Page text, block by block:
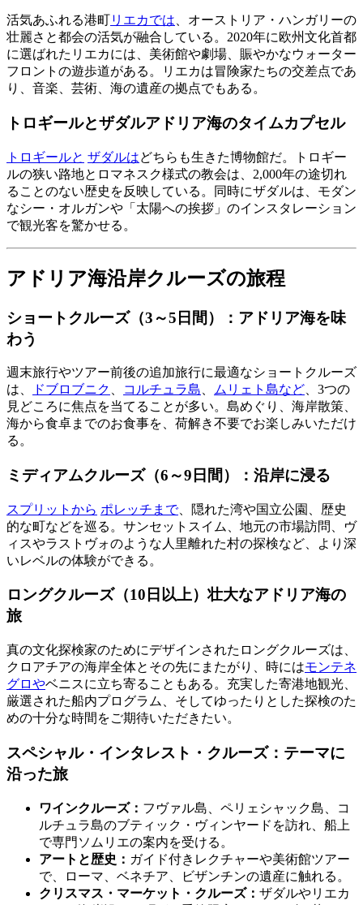
活気あふれる港町リエカでは 、オーストリア・ハンガリーの
壮麗さと都会の活気が融合している。2020年に欧州文化首都
に選ばれたリエカには、美術館や劇場、賑やかなウォーター
フロントの遊歩道がある。リエカは冒険家たちの交差点であ
り、音楽、芸術、海の遺産の拠点でもある。
トロギールとザダルアドリア海のタイムカプセル
トロギールと ザダルはどちらも生きた博物館だ。トロギー
ルの狭い路地とロマネスク様式の教会は、2,000年の途切れ
ることのない歴史を反映している。同時にザダルは、モダン
なシー・オルガンや「太陽への挨拶」のインスタレーション
で観光客を驚かせる。
アドリア海沿岸クルーズの旅程
ショートクルーズ（3～5日間）：アドリア海を味
わう
週末旅行やツアー前後の追加旅行に最適なショートクルーズ
は、
ドブロブニク コルチュラ島 ムリェト島など 、3つの
見どころに焦点を当てることが多い。島めぐり、海岸散策、
海から食卓までのお食事を、荷解き不要でお楽しみいただけ
る。
ミディアムクルーズ（6～9日間）：沿岸に浸る
スプリットから ポレッチまで、隠れた湾や国立公園、歴史
的な町などを巡る。サンセットスイム、地元の市場訪問、ヴ
ィスやラストヴォのような人里離れた村の探検など、より深
いレベルの体験ができる。
ロングクルーズ（10日以上）壮大なアドリア海の
旅
真の文化探検家のためにデザインされたロングクルーズは、
クロアチアの海岸全体とその先にまたがり、時にはモンテネ
グロやベニスに立ち寄ることもある。充実した寄港地観光、
厳選された船内プログラム、そしてゆったりとした探検のた
めの十分な時間をご期待いただきたい。
スペシャル・インタレスト・クルーズ：テーマに
沿った旅
ワインクルーズ： フヴァル島、ペリェシャック島、コ
ルチュラ島のブティック・ヴィンヤードを訪れ、船上
で専門ソムリエの案内を受ける。
アートと歴史： ガイド付きレクチャーや美術館ツアー
で、ローマ、ベネチア、ビザンチンの遺産に触れる。
クリスマス・マーケット・クルーズ： ザダルやリエカ